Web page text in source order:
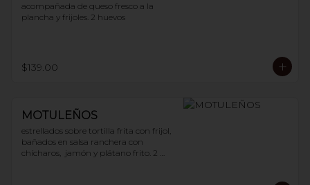
acompañada de queso fresco a la
plancha y frijoles. 2 huevos
$139.00
MOTULEÑOS
estrellados sobre tortilla frita con frijol,
bañados en salsa ranchera con
chícharos,  jamón y plátano frito. 2